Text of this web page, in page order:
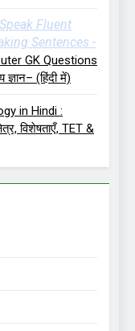
Fluent
Sentences -
GK Questions
(हिंदी में)
in Hindi :
विशेषताएँ, TET &